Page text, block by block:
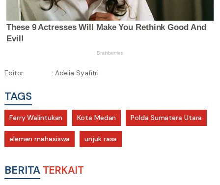
Editor : Adelia Syafitri
TAGS
Ferry Walintukan Kota Medan Polda Sumatera Utara
elemen mahasiswa unjuk rasa
BERITA TERKAIT